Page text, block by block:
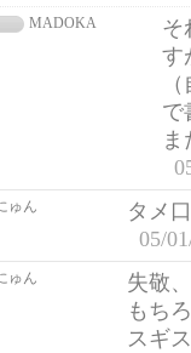
MADOKA
そ
す
で
ゅん
タメ
05/
ゅん
失敬
もち
スギ